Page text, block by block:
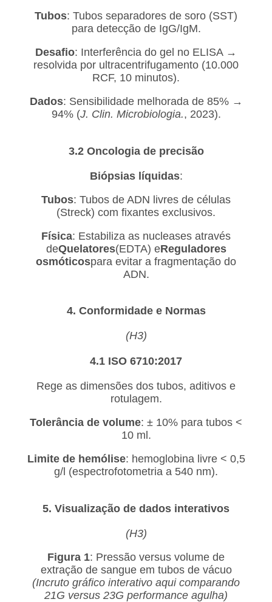
Tubos: Tubos separadores de soro (SST)
para detecção de IgG/IgM.
Desafio: Interferência do gel no ELISA →
resolvida por ultracentrifugamento (10.000
RCF, 10 minutos).
Dados: Sensibilidade melhorada de 85% →
94% (J. Clin. Microbiologia., 2023).
3.2 Oncologia de precisão
Biópsias líquidas:
Tubos: Tubos de ADN livres de células
(Streck) com fixantes exclusivos.
Física: Estabiliza as nucleases através
deQuelatores(EDTA) eReguladores
osmóticospara evitar a fragmentação do
ADN.
4. Conformidade e Normas
(H3)
4.1 ISO 6710:2017
Rege as dimensões dos tubos, aditivos e
rotulagem.
Tolerância de volume: ± 10% para tubos <
10 ml.
Limite de hemólise: hemoglobina livre < 0,5
g/l (espectrofotometria a 540 nm).
5. Visualização de dados interativos
(H3)
Figura 1: Pressão versus volume de
extração de sangue em tubos de vácuo
(Incruto gráfico interativo aqui comparando
21G versus 23G performance agulha)